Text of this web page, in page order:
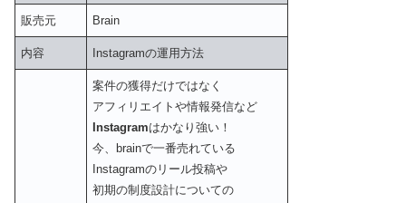
販売元 Brain
内容 Instagramの運用方法
案件の獲得だけではなく
アフィリエイトや情報発信など
Instagramはかなり強い！
今、brainで一番売れている
Instagramのリール投稿や
初期の制度設計についての